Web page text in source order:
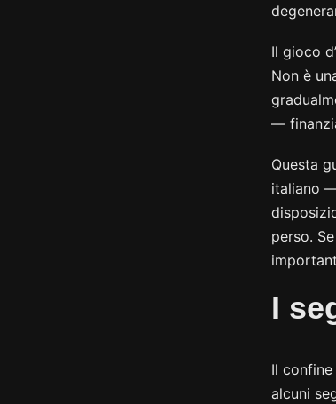
Il gioco
Non è
—
Questa
italiano
perso.
I
Il
alcuni